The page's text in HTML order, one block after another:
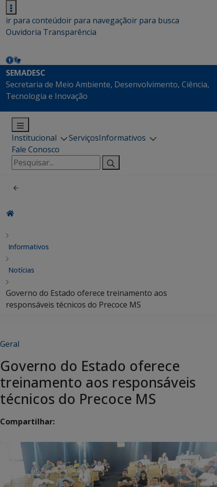
ir para conteúdoir para navegaçãoir para busca
Ouvidoria Transparência
SEMADESC
Secretaria de Meio Ambiente, Desenvolvimento, Ciência,
Tecnologia e Inovação
Institucional ServiçosInformativos
Fale Conosco
Pesquisar
por:
Informativos
Notícias
Governo do Estado oferece treinamento aos
responsáveis técnicos do Precoce MS
Geral
Governo do Estado oferece
treinamento aos responsáveis
técnicos do Precoce MS
Compartilhar: